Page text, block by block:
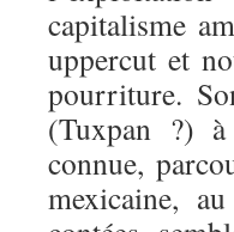
capitalisme
uppercut et
pourriture.
(Tuxpan ?)
connue,
mexicaine,